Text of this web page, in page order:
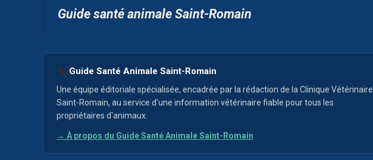
Guide santé animale Saint-Romain
Guide Santé Animale Saint-Romain
Une équipe éditoriale spécialisée, encadrée par la rédaction de la Clinique Vétérinaire
Saint-Romain, au service d'une information vétérinaire fiable pour tous les
propriétaires d'animaux.
→ À propos du Guide Santé Animale Saint-Romain